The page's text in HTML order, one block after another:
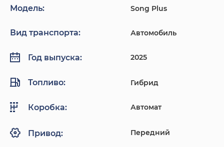
Модель: Song Plus
Вид транспорта: Автомобиль
Год выпуска: 2025
Топливо: Гибрид
Коробка: Автомат
Привод: Передний